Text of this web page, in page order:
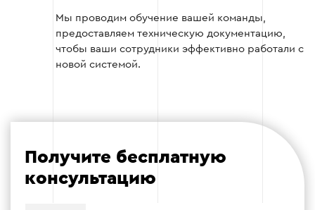
Этап 3
На этом этапе все функции CRM тестируются на
возможные ошибки или неполадки в
интеграции. Это помогает минимизировать
Мы проводим обучение вашей команды,
предоставляем техническую документацию,
чтобы ваши сотрудники эффективно работали с
новой системой.
Получите бесплатную
консультацию